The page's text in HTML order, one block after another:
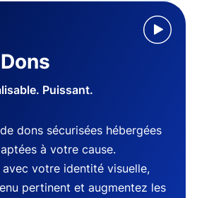
Puissant.
dons sécurisées hébergées
à votre cause.
avec votre identité visuelle,
pertinent et augmentez les